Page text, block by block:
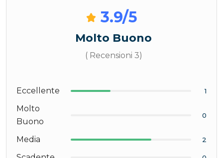
3.9/5
Molto Buono
( Recensioni 3)
Eccellente 1
Molto
Buono
0
Media 2